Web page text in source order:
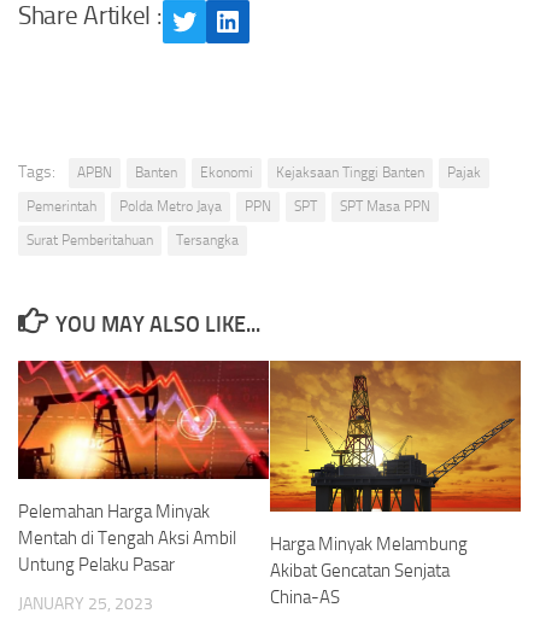
Share Artikel :
TwitterLinkedIn
Tags: APBN Banten Ekonomi Kejaksaan Tinggi Banten
Pajak
Pemerintah
Polda Metro Jaya PPN SPT
SPT Masa PPN
Surat Pemberitahuan
Tersangka
YOU MAY ALSO LIKE...
Pelemahan Harga Minyak
Mentah di Tengah Aksi Ambil
Untung Pelaku Pasar
JANUARY 25, 2023
Harga Minyak Melambung
Akibat Gencatan Senjata
China-AS